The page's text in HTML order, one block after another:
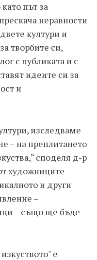
път за
неравности
култури и
творбите си,
с публиката и с
идеите си за
и
изследваме
– на преплитането
споделя д-р
художниците
и други
–
– също ще бъде
е